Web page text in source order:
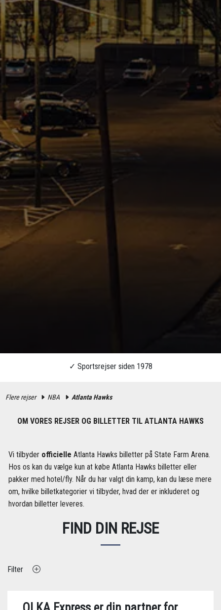
Flere rejser NBA Atlanta Hawks
OM VORES REJSER OG BILLETTER TIL ATLANTA HAWKS
Vi tilbyder officielle Atlanta Hawks billetter på State Farm Arena.
Hos os kan du vælge kun at købe Atlanta Hawks billetter eller
pakker med hotel/fly. Når du har valgt din kamp, ​​kan du læse mere
om, hvilke billetkategorier vi tilbyder, hvad der er inkluderet og
hvordan billetter leveres.